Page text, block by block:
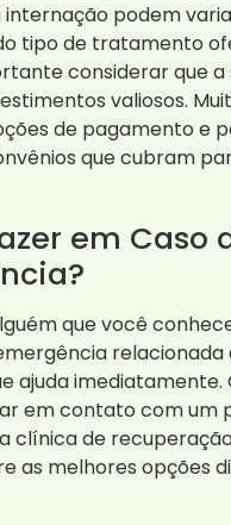
internação podem
tipo de tratamento
considerar que a
valiosos.
de pagamento e
que cubram
em Caso
que você
relacionada
ajuda imediatamente.
em contato com um
clínica de
as melhores opções